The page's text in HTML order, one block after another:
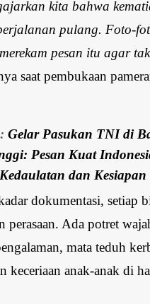
kita bahwa
pulang. Foto-
pesan itu agar
saat pembukaan
Gelar Pasukan TNI di
Pesan Kuat
dan Kesiapan
dokumentasi, setiap
perasaan. Ada potret
mata teduh
keceriaan anak-anak di